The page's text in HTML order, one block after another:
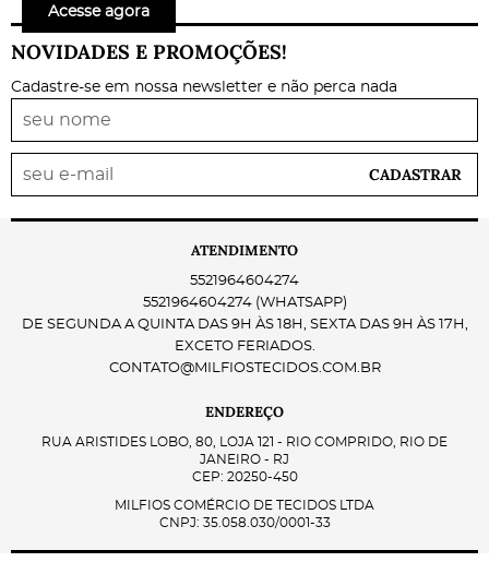
Acesse agora
NOVIDADES E PROMOÇÕES!
Cadastre-se em nossa newsletter e não perca nada
CADASTRAR
ATENDIMENTO
5521964604274
5521964604274 (WHATSAPP)
DE SEGUNDA A QUINTA DAS 9H ÀS 18H, SEXTA DAS 9H ÀS 17H,
EXCETO FERIADOS.
CONTATO@MILFIOSTECIDOS.COM.BR
ENDEREÇO
RUA ARISTIDES LOBO, 80, LOJA 121 - RIO COMPRIDO, RIO DE
JANEIRO - RJ
CEP: 20250-450
MILFIOS COMÉRCIO DE TECIDOS LTDA
CNPJ: 35.058.030/0001-33